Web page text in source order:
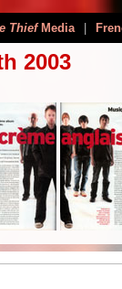
ThiefMedia
2003